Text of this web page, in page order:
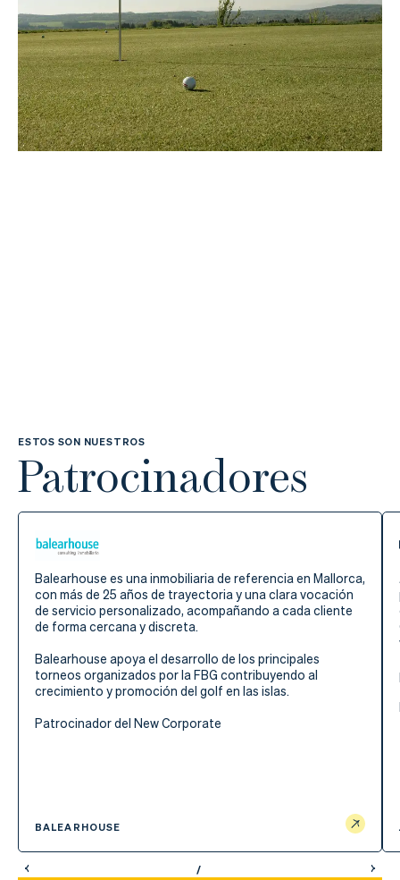
REGLAMENTO DISCIPLINARIO
ESTOS SON NUESTROS
Patrocinadores
Balearhouse es una inmobiliaria de referencia en Mallorca,
con más de 25 años de trayectoria y una clara vocación
de servicio personalizado, acompañando a cada cliente
de forma cercana y discreta.
Balearhouse apoya el desarrollo de los principales
torneos organizados por la FBG contribuyendo al
crecimiento y promoción del golf en las islas.
Patrocinador del New Corporate
BALEARHOUSE